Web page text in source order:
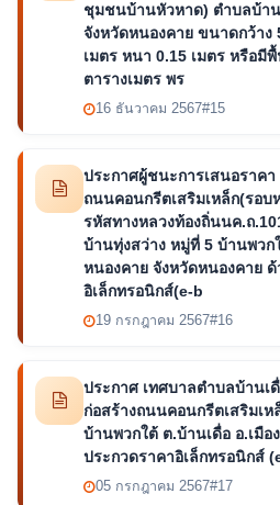
ชุมชนบ้านหัวหาด) ตำบลบ้าน
จังหวัดหนองคาย ขนาดกว้าง
เมตร หนา 0.15 เมตร หรือมี
ตารางเมตร พร
16 ธันวาคม 2567#15
ประกาศผู้ชนะการเสนอราคา
ถนนคอนกรีตเสริมเหล็ก(รอ
รหัสทางหลวงท้องถิ่นนค.ถ
บ้านทุ่งสว่าง หมู่ที่ 5 บ้านพวก
หนองคาย จังหวัดหนองคาย
อิเล็กทรอนิกส์(e-b
19 กรกฎาคม 2567#16
ประกาศ เทศบาลตำบลบ้านเ
ก่อสร้างถนนคอนกรีตเสริมเ
บ้านพวกใต้ ต.บ้านเดื่อ อ.เมือ
ประกวดราคาอิเล็กทรอนิกส์
05 กรกฎาคม 2567#17